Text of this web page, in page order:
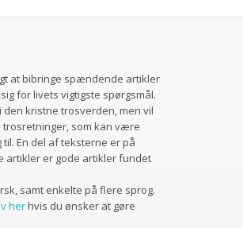
at bibringe spændende artikler
for livets vigtigste spørgsmål.
kristne trosverden, men vil
trosretninger, som kan være
En del af teksterne er på
artikler er gode artikler fundet
samt enkelte på flere sprog.
herhvis du ønsker at gøre